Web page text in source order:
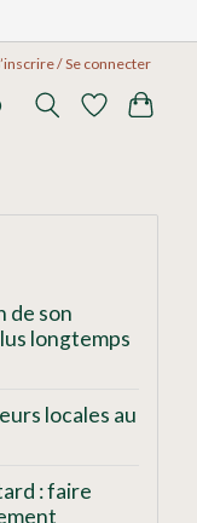
/ Se connecter
de son
longtemps
locales au
: faire